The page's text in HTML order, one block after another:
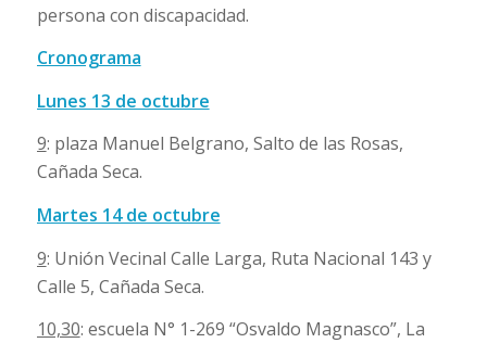
persona con discapacidad.
Cronograma
Lunes 13 de octubre
9: plaza Manuel Belgrano, Salto de las Rosas,
Cañada Seca.
Martes 14 de octubre
9: Unión Vecinal Calle Larga, Ruta Nacional 143 y
Calle 5, Cañada Seca.
10,30: escuela N° 1-269 “Osvaldo Magnasco”, La